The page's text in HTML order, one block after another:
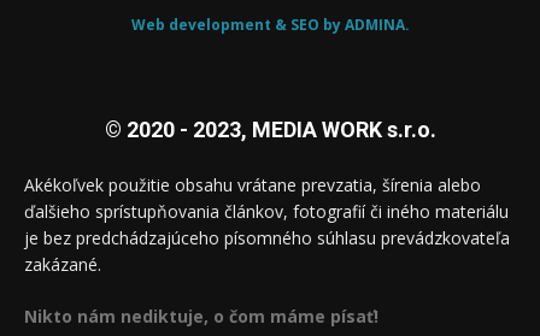
Web development & SEO by ADMINA.
© 2020 - 2023, MEDIA WORK s.r.o.
Akékoľvek použitie obsahu vrátane prevzatia, šírenia alebo
ďalšieho sprístupňovania článkov, fotografií či iného materiálu
je bez predchádzajúceho písomného súhlasu prevádzkovateľa
zakázané.
Nikto nám nediktuje, o čom máme písať!